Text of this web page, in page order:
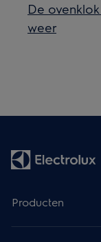
De
weer
Producten